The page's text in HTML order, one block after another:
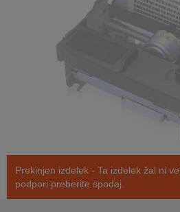
Prekinjen izdelek - Ta izdelek žal ni
podpori preberite spodaj.